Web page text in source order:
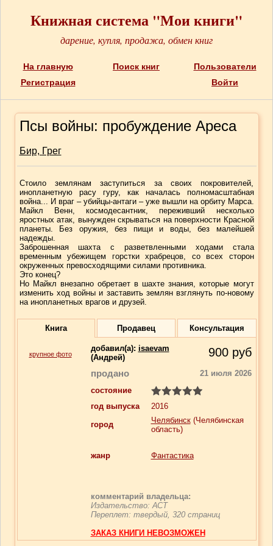
Книжная система "Мои книги"
дарение, купля, продажа, обмен книг
На главную Поиск книг
Пользователи
Регистрация
Войти
Псы войны: пробуждение Ареса
Бир, Грег
Стоило землянам заступиться за своих покровителей,
инопланетную расу гуру, как началась полномасштабная
война... И враг – убийцы-антаги – уже вышли на орбиту Марса.
Майкл Венн, космодесантник, переживший несколько
яростных атак, вынужден скрываться на поверхности Красной
планеты. Без оружия, без пищи и воды, без малейшей
надежды.
Заброшенная шахта с разветвленными ходами стала
временным убежищем горстки храбрецов, со всех сторон
окруженных превосходящими силами противника.
Это конец?
Но Майкл внезапно обретает в шахте знания, которые могут
изменить ход войны и заставить землян взглянуть по-новому
на инопланетных врагов и друзей.
Книга Продавец Консультация
крупное фото
добавил(a): isaevam
(Андрей)
900 руб
продано
21 июля 2026
состояние
год выпуска
2016
город
Челябинск(Челябинская
область)
жанр Фантастика
комментарий владельца:
Издательство: АСТ
Переплет: твердый, 320 страниц
ЗАКАЗ КНИГИ НЕВОЗМОЖЕН